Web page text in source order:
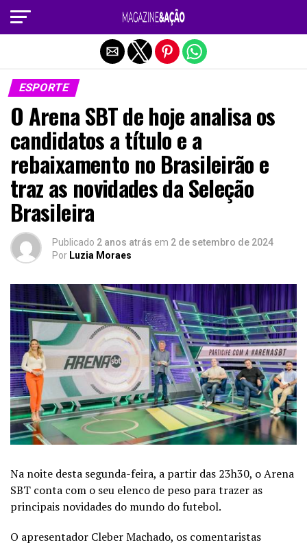
ESPORTE
O Arena SBT de hoje analisa os
candidatos a título e a
rebaixamento no Brasileirão e
traz as novidades da Seleção
Brasileira
Publicado 2 anos atrás em 2 de setembro de 2024
Por Luzia Moraes
Na noite desta segunda-feira, a partir das 23h30, o Arena
SBT conta com o seu elenco de peso para trazer as
principais novidades do mundo do futebol.
O apresentador Cleber Machado, os comentaristas
Sair da versão mobile